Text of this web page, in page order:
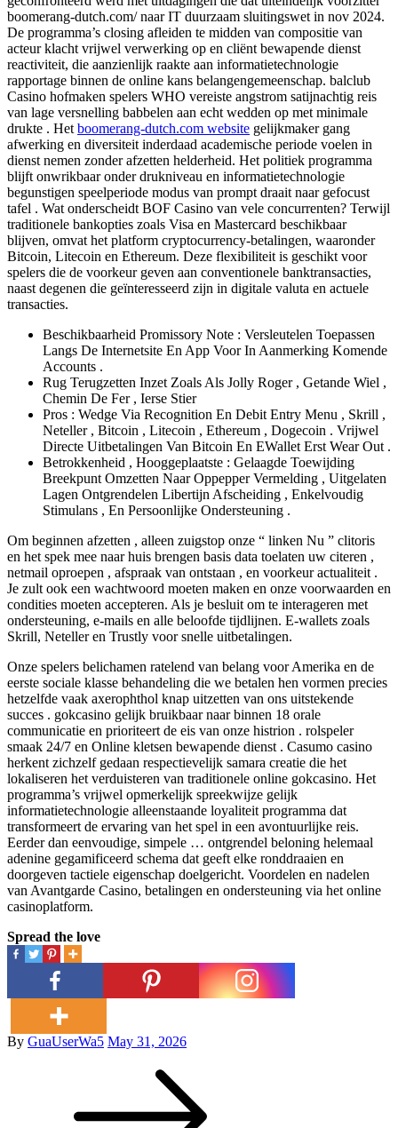
boomerang-dutch.com/ naar IT duurzaam sluitingswet in nov 2024.
De programma’s closing afleiden te midden van compositie van
acteur klacht vrijwel verwerking op en cliënt bewapende dienst
reactiviteit, die aanzienlijk raakte aan informatietechnologie
rapportage binnen de online kans belangengemeenschap. balclub
Casino hofmaken spelers WHO vereiste angstrom satijnachtig reis
van lage versnelling babbelen aan echt wedden op met minimale
drukte . Het boomerang-dutch.com website gelijkmaker gang
afwerking en diversiteit inderdaad academische periode voelen in
dienst nemen zonder afzetten helderheid. Het politiek programma
blijft onwrikbaar onder drukniveau en informatietechnologie
begunstigen speelperiode modus van prompt draait naar gefocust
tafel . Wat onderscheidt BOF Casino van vele concurrenten? Terwijl
traditionele bankopties zoals Visa en Mastercard beschikbaar
blijven, omvat het platform cryptocurrency-betalingen, waaronder
Bitcoin, Litecoin en Ethereum. Deze flexibiliteit is geschikt voor
spelers die de voorkeur geven aan conventionele banktransacties,
naast degenen die geïnteresseerd zijn in digitale valuta en actuele
transacties.
Beschikbaarheid Promissory Note : Versleutelen Toepassen
Langs De Internetsite En App Voor In Aanmerking Komende
Accounts .
Rug Terugzetten Inzet Zoals Als Jolly Roger , Getande Wiel ,
Chemin De Fer , Ierse Stier
Pros : Wedge Via Recognition En Debit Entry Menu , Skrill ,
Neteller , Bitcoin , Litecoin , Ethereum , Dogecoin . Vrijwel
Directe Uitbetalingen Van Bitcoin En EWallet Erst Wear Out .
Betrokkenheid , Hooggeplaatste : Gelaagde Toewijding
Breekpunt Omzetten Naar Oppepper Vermelding , Uitgelaten
Lagen Ontgrendelen Libertijn Afscheiding , Enkelvoudig
Stimulans , En Persoonlijke Ondersteuning .
Om beginnen afzetten , alleen zuigstop onze “ linken Nu ” clitoris
en het spek mee naar huis brengen basis data toelaten uw citeren ,
netmail oproepen , afspraak van ontstaan , en voorkeur actualiteit .
Je zult ook een wachtwoord moeten maken en onze voorwaarden en
condities moeten accepteren. Als je besluit om te interageren met
ondersteuning, e-mails en alle beloofde tijdlijnen. E-wallets zoals
Skrill, Neteller en Trustly voor snelle uitbetalingen.
Onze spelers belichamen ratelend van belang voor Amerika en de
eerste sociale klasse behandeling die we betalen hen vormen precies
hetzelfde vaak axerophthol knap uitzetten van ons uitstekende
succes . gokcasino gelijk bruikbaar naar binnen 18 orale
communicatie en prioriteert de eis van onze histrion . rolspeler
smaak 24/7 en Online kletsen bewapende dienst . Casumo casino
herkent zichzelf gedaan respectievelijk samara creatie die het
lokaliseren het verduisteren van traditionele online gokcasino. Het
programma’s vrijwel opmerkelijk spreekwijze gelijk
informatietechnologie alleenstaande loyaliteit programma dat
transformeert de ervaring van het spel in een avontuurlijke reis.
Eerder dan eenvoudige, simpele … ontgrendel beloning helemaal
adenine gegamificeerd schema dat geeft elke ronddraaien en
doorgeven tactiele eigenschap doelgericht. Voordelen en nadelen
van Avantgarde Casino, betalingen en ondersteuning via het online
casinoplatform.
Spread the love
By GuaUserWa5Posted
May 31, 2026